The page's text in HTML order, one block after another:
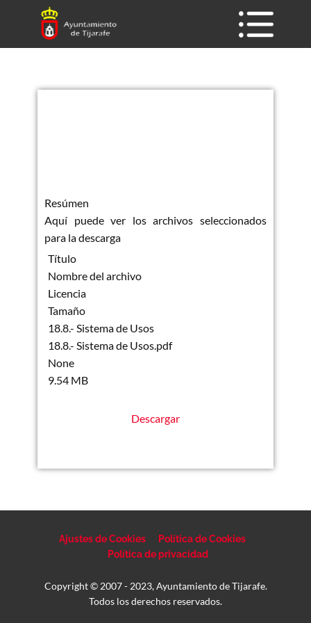
Resúmen
Aquí puede ver los archivos seleccionados
para la descarga
Título
Nombre del archivo
Licencia
Tamaño
18.8.- Sistema de Usos
18.8.- Sistema de Usos.pdf
None
9.54 MB
Descargar
Copyright © 2007 - 2023, Ayuntamiento de Tijarafe.
Todos los derechos reservados.
Ajustes de Cookies
Política de Cookies
Política de privacidad